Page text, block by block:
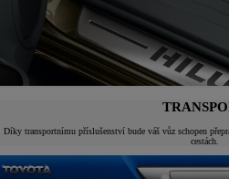
Díky transportnímu příslušenství bude váš vůz schopen
cestách.